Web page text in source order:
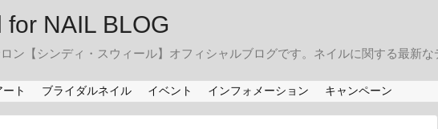
NAIL BLOG
ン【シンディ・スウィール】オフィシャルブログです。ネイルに関する最新な
ト ブライダルネイル イベント インフォメーション キャンペーン